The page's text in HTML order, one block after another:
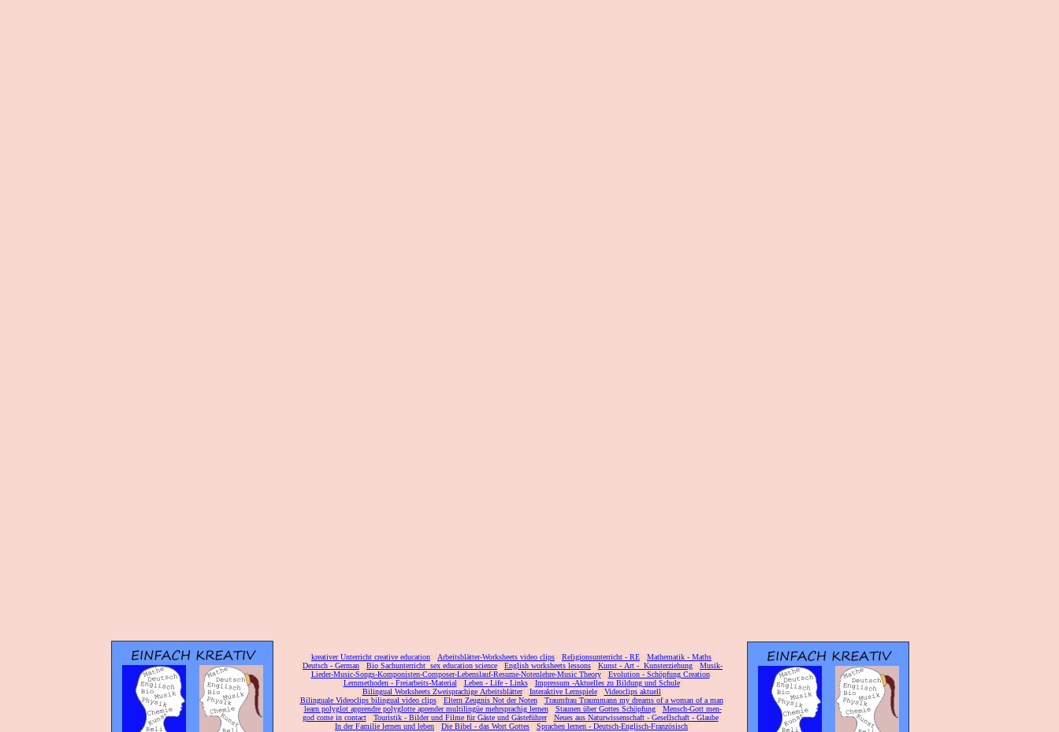
[kreativer Unterricht creative education] [Arbeitsblätter-Worksheets video clips] [Religionsunterricht - RE] [Mathematik - Maths]
[Deutsch - German] [Bio Sachunterricht sex education science] [English worksheets lessons] [Kunst - Art - Kunsterziehung] [Musik-
Lieder-Music-Songs-Komponisten-Composer-Lebenslauf-Resume-Notenlehre-Music Theory] [Evolution - Schöpfung Creation]
[Lernmethoden - Freiarbeits-Material] [Leben - Life - Links] [Impressum -Aktuelles zu Bildung und Schule]
[Bilingual Worksheets Zweisprachige Arbeitsblätter] [Interaktive Lernspiele] [Videoclips aktuell]
[Bilinguale Videoclips bilingual video clips] [Eltern Zeugnis Not der Noten] [Traumfrau Traummann my dreams of a woman of a man]
[learn polyglot apprendre polyglotte aprender multilingüe mehrsprachig lernen] [Staunen über Gottes Schöpfung] [Mensch-Gott men-
god come in contact] [Touristik - Bilder und Filme für Gäste und Gästeführer] [Neues aus Naturwissenschaft - Gesellschaft - Glaube]
[In der Familie lernen und leben] [Die Bibel - das Wort Gottes] [Sprachen lernen - Deutsch-Englisch-Französisch]